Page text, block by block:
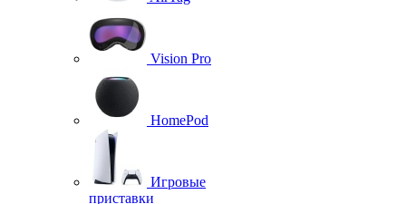
Vision Pro
HomePod
Игровые
приставки